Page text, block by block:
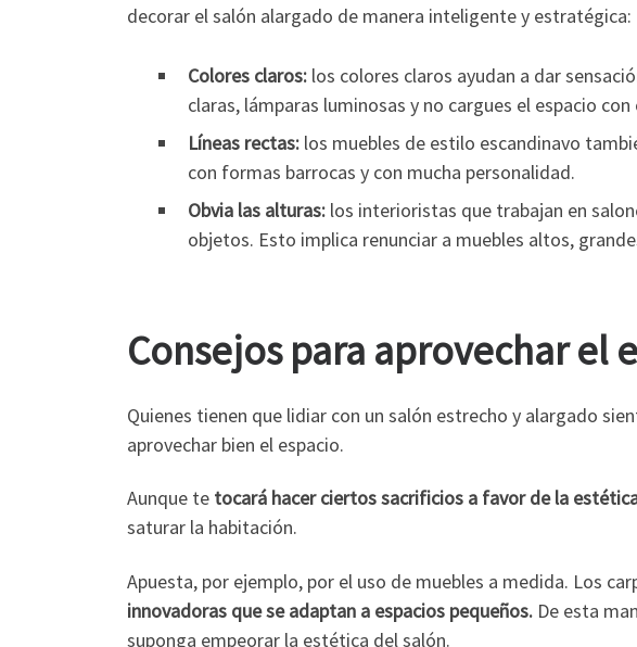
decorar el salón alargado de manera inteligente y estratégica:
Colores claros: los colores claros ayudan a dar
claras, lámparas luminosas y no cargues el espacio
Líneas rectas: los muebles de estilo escandinavo
con formas barrocas y con mucha personalidad.
Obvia las alturas: los interioristas que trabajan en
objetos. Esto implica renunciar a muebles altos,
Consejos para aprovechar el
Quienes tienen que lidiar con un salón estrecho y alargado
aprovechar bien el espacio.
Aunque te tocará hacer ciertos sacrificios a favor de la
saturar la habitación.
Apuesta, por ejemplo, por el uso de muebles a medida. Los
innovadoras que se adaptan a espacios pequeños. De esta
suponga empeorar la estética del salón.